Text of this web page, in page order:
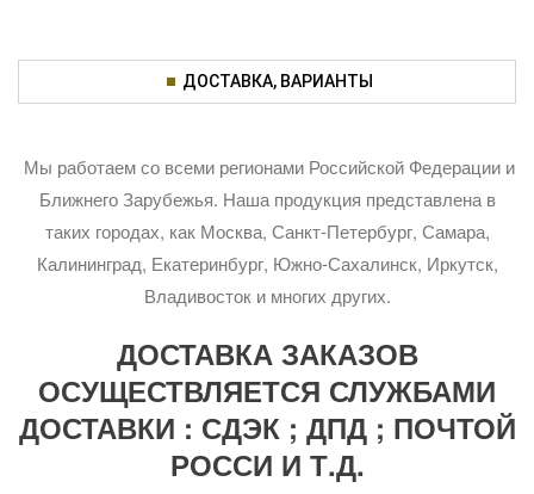
ДОСТАВКА, ВАРИАНТЫ
Мы работаем со всеми регионами Российской Федерации и
Ближнего Зарубежья. Наша продукция представлена в
таких городах, как Москва, Санкт-Петербург, Самара,
Калининград, Екатеринбург, Южно-Сахалинск, Иркутск,
Владивосток и многих других.
ДОСТАВКА ЗАКАЗОВ
ОСУЩЕСТВЛЯЕТСЯ СЛУЖБАМИ
ДОСТАВКИ : СДЭК ; ДПД ; ПОЧТОЙ
РОССИ И Т.Д.